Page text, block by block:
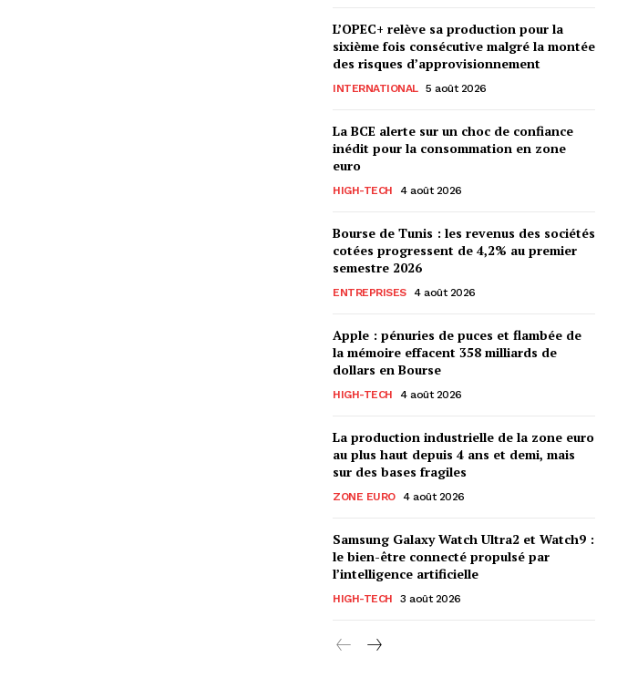
L’OPEC+ relève sa production pour la
sixième fois consécutive malgré la montée
des risques d’approvisionnement
INTERNATIONAL 5 août 2026
La BCE alerte sur un choc de confiance
inédit pour la consommation en zone
euro
HIGH-TECH 4 août 2026
Bourse de Tunis : les revenus des sociétés
cotées progressent de 4,2% au premier
semestre 2026
ENTREPRISES 4 août 2026
Apple : pénuries de puces et flambée de
la mémoire effacent 358 milliards de
dollars en Bourse
HIGH-TECH 4 août 2026
La production industrielle de la zone euro
au plus haut depuis 4 ans et demi, mais
sur des bases fragiles
ZONE EURO 4 août 2026
Samsung Galaxy Watch Ultra2 et Watch9 :
le bien-être connecté propulsé par
l’intelligence artificielle
HIGH-TECH 3 août 2026